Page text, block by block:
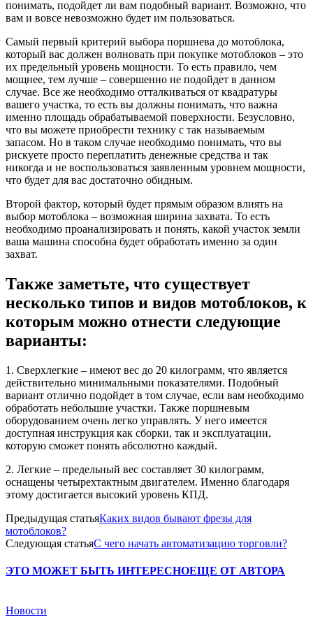
понимать, подойдет ли вам подобный вариант. Возможно, что
вам и вовсе невозможно будет им пользоваться.
Самый первый критерий выбора поршнева до мотоблока,
который вас должен волновать при покупке мотоблоков – это
их предельный уровень мощности. То есть правило, чем
мощнее, тем лучше – совершенно не подойдет в данном
случае. Все же необходимо отталкиваться от квадратуры
вашего участка, то есть вы должны понимать, что важна
именно площадь обрабатываемой поверхности. Безусловно,
что вы можете приобрести технику с так называемым
запасом. Но в таком случае необходимо понимать, что вы
рискуете просто переплатить денежные средства и так
никогда и не воспользоваться заявленным уровнем мощности,
что будет для вас достаточно обидным.
Второй фактор, который будет прямым образом влиять на
выбор мотоблока – возможная ширина захвата. То есть
необходимо проанализировать и понять, какой участок земли
ваша машина способна будет обработать именно за один
захват.
Также заметьте, что существует
несколько типов и видов мотоблоков, к
которым можно отнести следующие
варианты:
1. Сверхлегкие – имеют вес до 20 килограмм, что является
действительно минимальными показателями. Подобный
вариант отлично подойдет в том случае, если вам необходимо
обработать небольшие участки. Также поршневым
оборудованием очень легко управлять. У него имеется
доступная инструкция как сборки, так и эксплуатации,
которую сможет понять абсолютно каждый.
2. Легкие – предельный вес составляет 30 килограмм,
оснащены четырехтактным двигателем. Именно благодаря
этому достигается высокий уровень КПД.
Предыдущая статьяКаких видов бывают фрезы для
мотоблоков?
Следующая статьяС чего начать автоматизацию торговли?
ЭТО МОЖЕТ БЫТЬ ИНТЕРЕСНОЕЩЕ ОТ АВТОРА
Новости